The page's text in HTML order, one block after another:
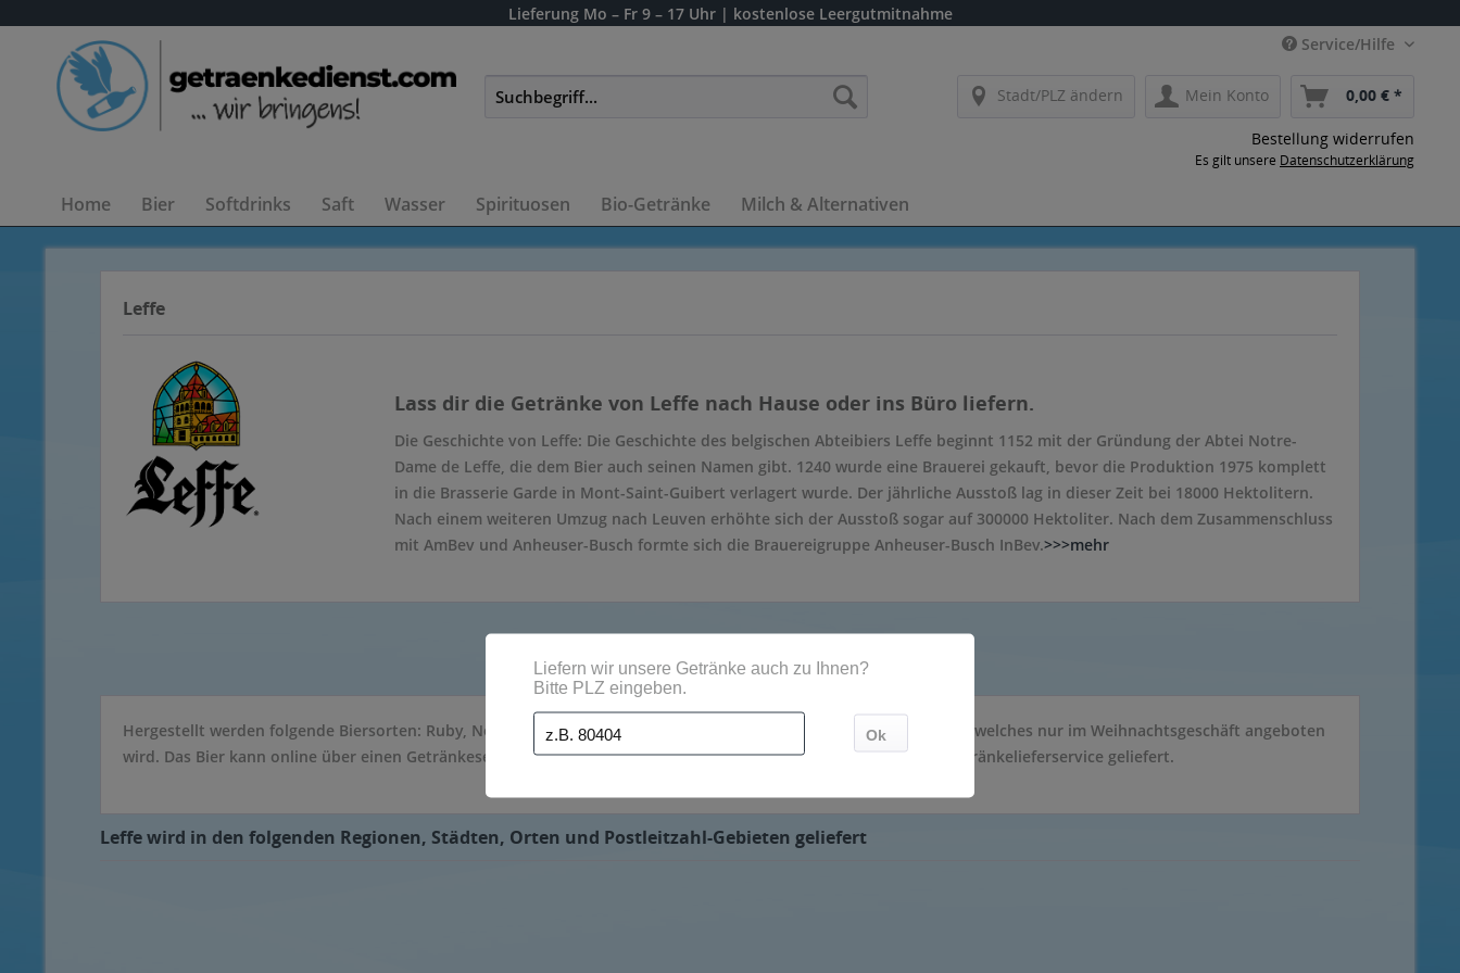
Lieferung Mo – Fr 9 – 17 Uhr | kostenlose Leergutmitnahme
Service/Hilfe
Stadt/PLZ ändern Mein Konto 0,00 € *
Bestellung widerrufen
Es gilt unsere Datenschutzerklärung
Home Bier Softdrinks Saft Wasser Spirituosen Bio-Getränke Milch & Alternativen
Leffe
Lass dir die Getränke von Leffe nach Hause oder ins Büro liefern.
Die Geschichte von Leffe: Die Geschichte des belgischen Abteibiers Leffe beginnt 1152 mit der Gründung der Abtei Notre-
Dame de Leffe, die dem Bier auch seinen Namen gibt. 1240 wurde eine Brauerei gekauft, bevor die Produktion 1975 komplett
in die Brasserie Garde in Mont-Saint-Guibert verlagert wurde. Der jährliche Ausstoß lag in dieser Zeit bei 18000 Hektolitern.
Nach einem weiteren Umzug nach Leuven erhöhte sich der Ausstoß sogar auf 300000 Hektoliter. Nach dem Zusammenschluss
mit AmBev und Anheuser-Busch formte sich die Brauereigruppe Anheuser-Busch InBev.>>>mehr
Hergestellt werden folgende Biersorten: Ruby, Nectar, Bruin, Blond, Royale, Radieuse, Tripel, Rituel und Kerstbier, welches nur im Weihnachtsgeschäft angeboten
wird. Das Bier kann online über einen Getränkeservice bestellt werden. Die Getränke werden dann direkt vom Getränkelieferservice geliefert.
Leffe wird in den folgenden Regionen, Städten, Orten und Postleitzahl-Gebieten geliefert